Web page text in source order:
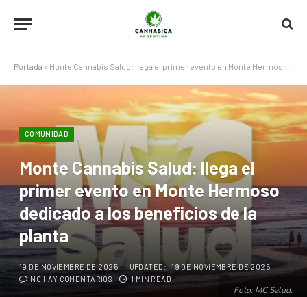
Portada » Monte Cannabis Salud: llega el primer evento en Monte Hermoso dedicado a los beneficios de la planta
Foto: MC Salud.
COMUNIDAD
Monte Cannabis Salud: llega el
primer evento en Monte Hermoso
dedicado a los beneficios de la
planta
19 DE NOVIEMBRE DE 2025 UPDATED: 19 DE NOVIEMBRE DE 2025
NO HAY COMENTARIOS
1 MIN READ